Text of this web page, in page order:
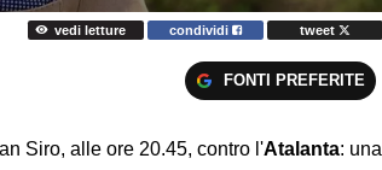
vedi letture condividi
tweet
FONTI PREFERITE
Siro, alle ore 20.45, contro l'Atalanta: una